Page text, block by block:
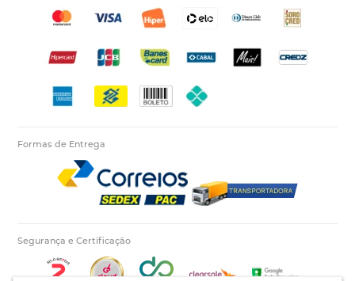
Formas de Entrega
Segurança e Certificação